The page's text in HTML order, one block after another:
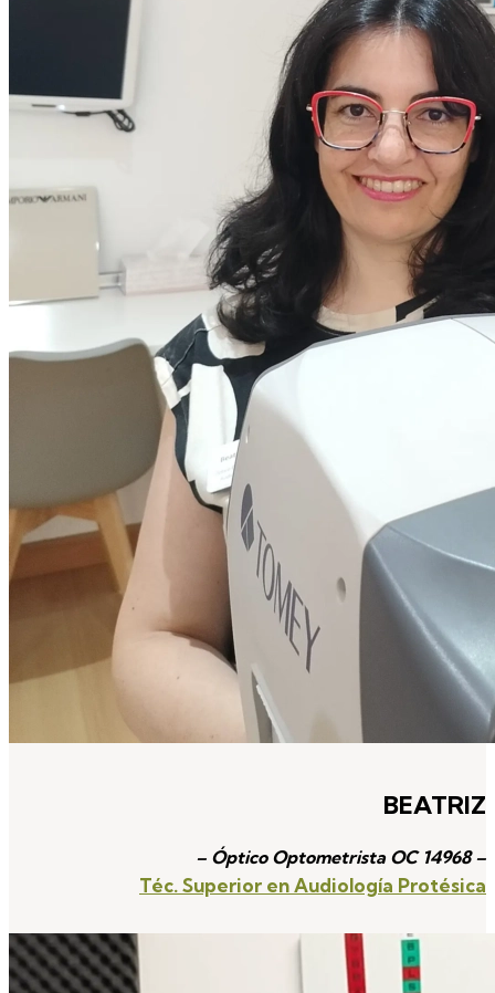
BEATRIZ
– Óptico Optometrista OC14968 –
Téc. Superior en Audiología Protésica